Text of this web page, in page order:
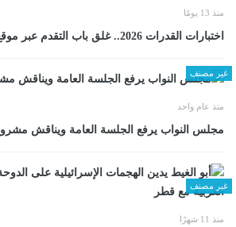
منذ 13 يومًا
اختبارات القدرات 2026.. غلق باب التقدم عبر موقع التنسيق 6 أغسطس
غير مصنف
منذ عام واحد
مجلس النواب يرفع الجلسة العامة ويناقش مشروع
غير مصنف
منذ 11 شهرًا